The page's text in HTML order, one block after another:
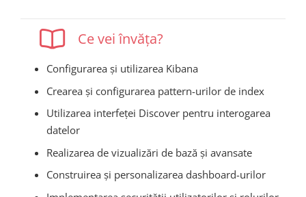
Ce vei învăța?
Configurarea și utilizarea Kibana
Crearea și configurarea pattern-urilor de index
Utilizarea interfeței Discover pentru interogarea
datelor
Realizarea de vizualizări de bază și avansate
Construirea și personalizarea dashboard-urilor